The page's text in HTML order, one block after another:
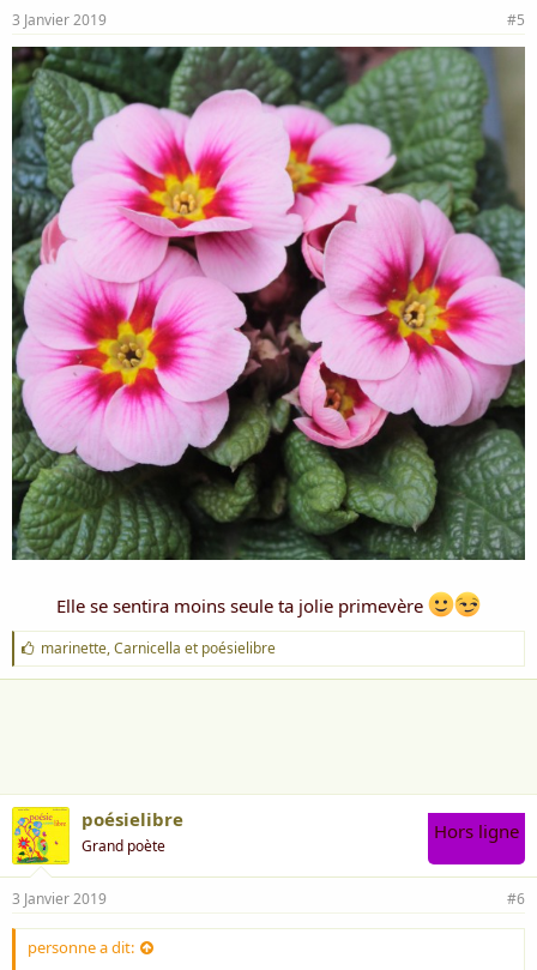
3 Janvier 2019 #5
Elle se sentira moins seule ta jolie primevère
J
'
a
marinette,Carnicella et poésielibre
poésielibre
Grand poète
Hors ligne
3 Janvier 2019 #6
personne a dit: